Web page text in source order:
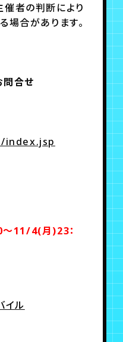
者の判断により
場合があります。
合せ
11/4(月)23：
イル